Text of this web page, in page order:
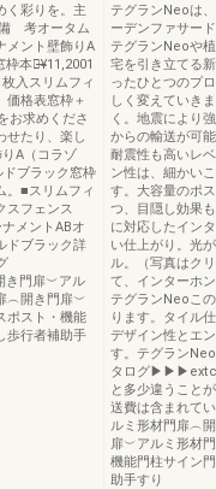
く彩りを。主
考オータム
メント壁飾りA
本体̶̶¥11,2001
入スリムフィ
価格表窓枠＋
お求めくださ
せたり、楽し
A（コラゾ
ブラック窓枠
。■スリムフィ
スフェンス
メントABオ
ブラック詳
門扉︶アル
︵開き門扉︶
ポスト・機能
歩行者補助手
テグランNeoは
ーデンファサー
テグランNeoや
宅を引き立てる
ったひとつのプ
しく変えていき
く。地震により
からの輸送が可
耐震性も高いレ
ン性は、細かい
す。大容量のポ
つ、目隠し効果
に対応したイン
い仕上がり。光
ル。（写真はク
て、インターホ
テグランNeoこ
ります。タイル
デザイン性とエ
す。テグラン
タログ
と多少違うこと
送費は含まれて
ルミ形材門扉︵
扉︶アルミ形材
機能門柱サイン
助手すり